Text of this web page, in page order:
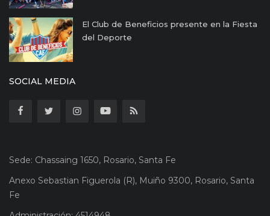
El Club de Beneficios presente en la Fiesta
del Deporte
SOCIAL MEDIA
Sede: Chassaing 1650, Rosario, Santa Fe
Anexo Sebastian Figuerola (R), Muiño 9300, Rosario, Santa
Fe